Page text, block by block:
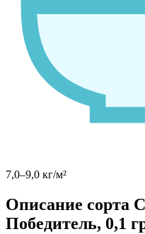
7,0–9,0 кг/м²
Описание сорта
Победитель, 0,1